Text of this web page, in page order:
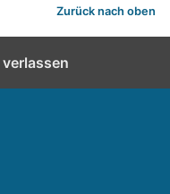
Zurück nach oben